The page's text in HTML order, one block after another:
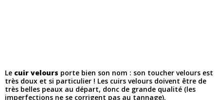
Le cuir velours porte bien son nom : son toucher velours est
très doux et si particulier ! Les cuirs velours doivent être de
très belles peaux au départ, donc de grande qualité (les
imperfections ne se corrigent pas au tannage).